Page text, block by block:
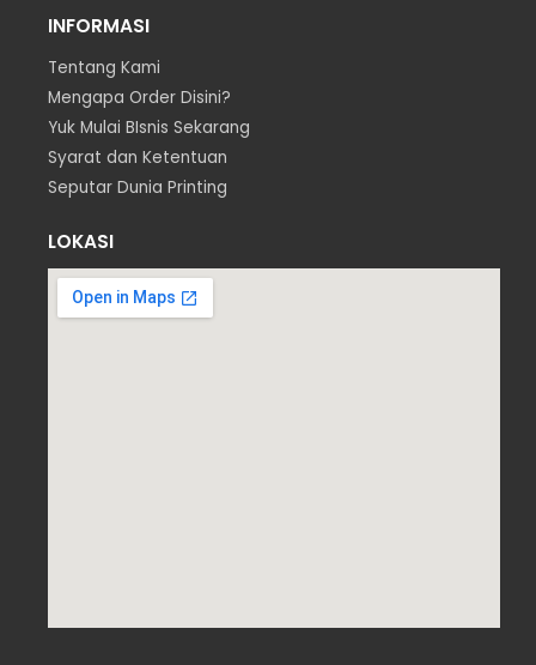
INFORMASI
Tentang Kami
Mengapa Order Disini?
Yuk Mulai BIsnis Sekarang
Syarat dan Ketentuan
Seputar Dunia Printing
LOKASI